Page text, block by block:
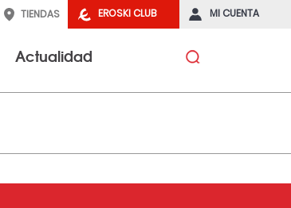
EROSKI CLUB MI CUENTA
TIENDAS
Actualidad